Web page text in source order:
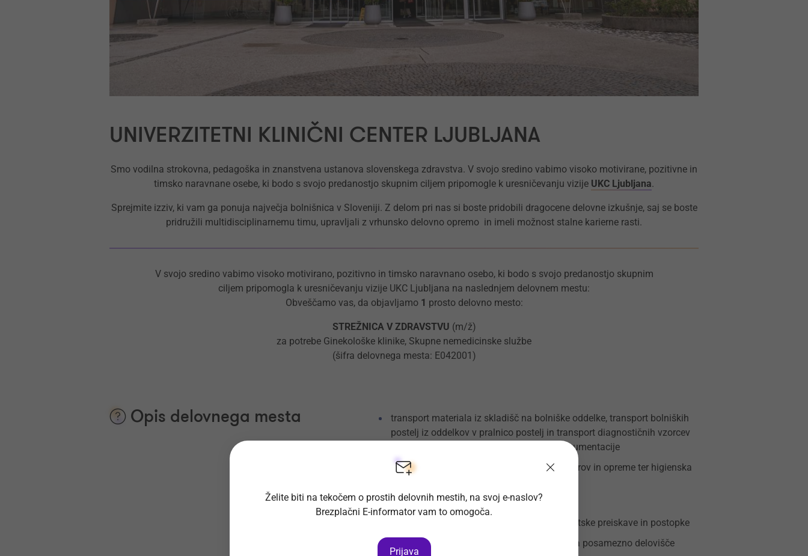
UNIVERZITETNI KLINIČNI CENTER LJUBLJANA
Smo vodilna strokovna, pedagoška in znanstvena ustanova slovenskega zdravstva. V svojo sredino vabimo visoko motivirane, pozitivne in
timsko naravnane osebe, ki bodo s svojo predanostjo skupnim ciljem pripomogle k uresničevanju vizije UKC Ljubljana.
Sprejmite izziv, ki vam ga ponuja največja bolnišnica v Sloveniji. Z delom pri nas si boste pridobili dragocene delovne izkušnje, saj se boste
pridružili multidisciplinarnemu timu, upravljali z vrhunsko delovno opremo in imeli možnost stalne karierne rasti.
V svojo sredino vabimo visoko motivirano, pozitivno in timsko naravnano osebo, ki bodo s svojo predanostjo skupnim
ciljem pripomogla k uresničevanju vizije UKC Ljubljana na naslednjem delovnem mestu:
Obveščamo vas, da objavljamo 1 prosto delovno mesto:
STREŽNICA V ZDRAVSTVU (m/ž)
za potrebe Ginekološke klinike, Skupne nemedicinske službe
(šifra delovnega mesta: E042001)
Opis delovnega mesta
transport materiala iz skladišč na bolniške oddelke, transport bolniških
postelj iz oddelkov v pralnico postelj in transport diagnostičnih vzorcev
krvi in krvnih pripravkov ter medicinske dokumentacije
čiščenje, razkuževanje in vzdrževanje prostorov in opreme ter higienska
gospodinjska dela na organizacijski enoti
spremstvo bolnikov na diagnostične terapevtske preiskave in postopke
izvajanje del in nalog iz opisa del in nalog za posamezno delovišče
Želite biti na tekočem o prostih delovnih mestih, na svoj e-naslov?
Brezplačni E-informator vam to omogoča.
Prijava